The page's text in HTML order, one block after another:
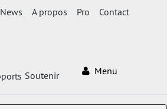
News A propos Pro Contact
Soutenir Menu